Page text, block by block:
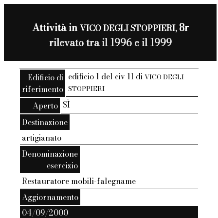
Attività inVICO DEGLI STOPPIERI,8r
rilevato tra il 1996 e il 1999
Edificio di
riferimento
edificio 1 del civ 11 diVICO DEGLI
STOPPIERI
Aperto SÌ
Destinazione
artigianato
Denominazione
esercizio
Restauratore mobili-falegname
Aggiornamento
04/09/2000